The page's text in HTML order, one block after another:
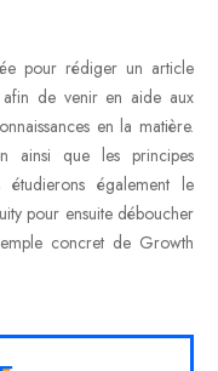
pour rédiger un article
de venir en aide aux
en la matière.
ainsi que les principes
également le
pour ensuite déboucher
concret de Growth